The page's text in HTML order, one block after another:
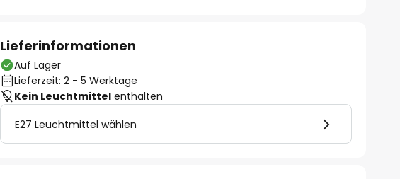
Lieferinformationen
Auf Lager
Lieferzeit: 2 - 5 Werktage
Kein Leuchtmittel enthalten
E27 Leuchtmittel wählen